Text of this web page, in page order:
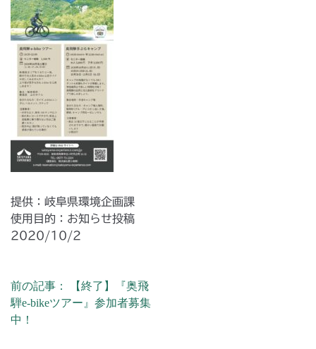
提供：岐阜県環境企画課
使用目的：お知らせ投稿
2020/10/2
投稿ナビゲーション
前の記事： 【終了】『奥飛
騨e-bikeツアー』参加者募集
中！